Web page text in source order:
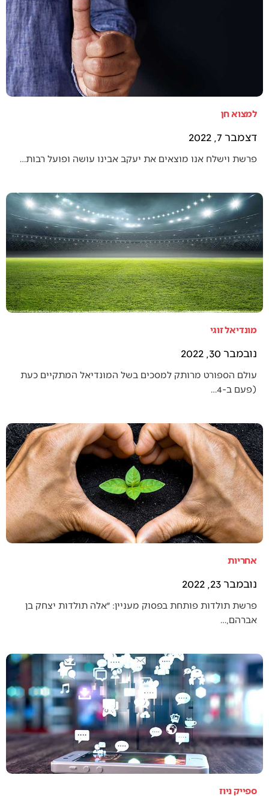
למצוא חן
דצמבר 7, 2022
פרשת וישלח אנו מוצאים את יעקב אבינו עושה ופועל רבות…
מונדיאל זוגי
נובמבר 30, 2022
עולם הספורט מרותק למסכים בשל המונדיאל המתקיים כעת
(פעם ב-4…
אחריות
נובמבר 23, 2022
פרשת תולדות פותחת בפסוק מעניין: ״אלה תולדות יצחק בן
אברהם,…
ספייק ניוז